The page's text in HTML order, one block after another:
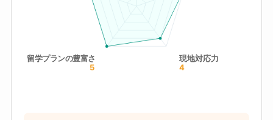
留学プランの豊富さ
5
現地対応力
4